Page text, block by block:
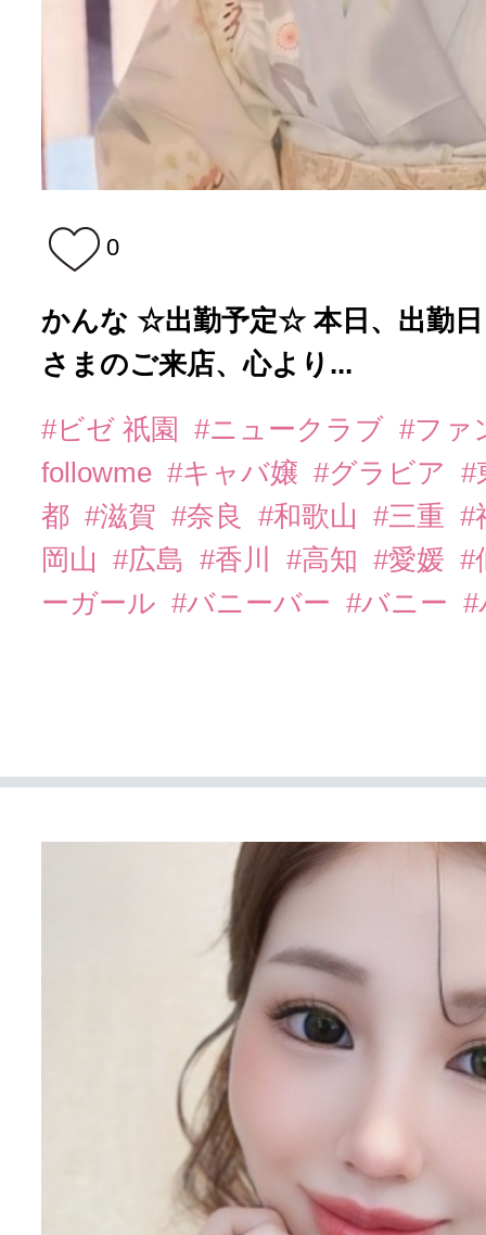
0
かんな ☆出勤予定☆ 本日、出勤
さまのご来店、心より...
#ビゼ 祇園 #ニュークラブ #ファ
followme #キャバ嬢 #グラビア
#
都 #滋賀 #奈良 #和歌山 #三重 #
岡山
#広島 #香川 #高知 #愛媛 #
ーガール #バニーバー #バニー #